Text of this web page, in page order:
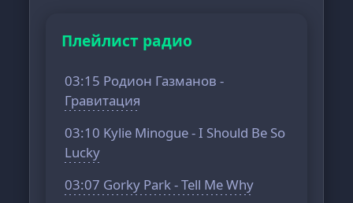
Плейлист радио
03:15 Родион Газманов -
Гравитация
03:10 Kylie Minogue - I Should Be So
Lucky
03:07 Gorky Park - Tell Me Why